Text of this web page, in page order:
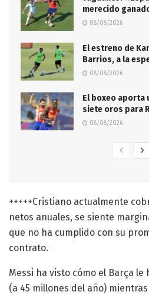
merecido
08/08/2026
El estreno de
Barrios, a la
08/08/2026
El boxeo aporta
siete oros para
08/08/2026
+++++Cristiano actualmente
netos anuales, se siente
que no ha cumplido con su
contrato.
Messi ha visto cómo el Barça
(a 45 millones del año)